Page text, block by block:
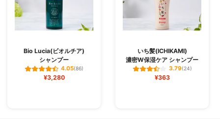
Bio Lucia(ビオルチア)
シャンプー
4.05(86)
¥3,280
いち髪(ICHIKAMI)
濃密W保湿ケア シャンプー
3.79(24)
¥363